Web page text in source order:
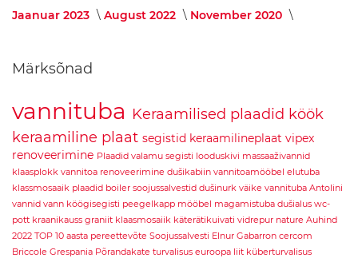
i
i
d
Köök
K
ö
ö
g
v
a
l
a
Jaanuar 2023
August 2022 November 2020
Märksõnad
vannituba Keraamilised plaadid köök
keraamiline plaat segistid keraamilineplaat vipex
renoveerimine Plaadid valamu segisti looduskivi massaaživannid
klaasplokk vannitoa renoveerimine dušikabiin vannitoamööbel elutuba
klassmosaaik plaadid boiler soojussalvestid dušinurk väike vannituba Antolini
vannid vann köögisegisti peegelkapp mööbel magamistuba dušialus wc-
pott kraanikauss graniit klaasmosaiik käterätikuivati vidrepur nature Auhind
2022 TOP 10 aasta pereettevõte Soojussalvesti Elnur Gabarron cercom
Briccole Grespania Põrandakate turvalisus euroopa liit küberturvalisus